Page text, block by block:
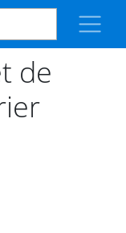
de